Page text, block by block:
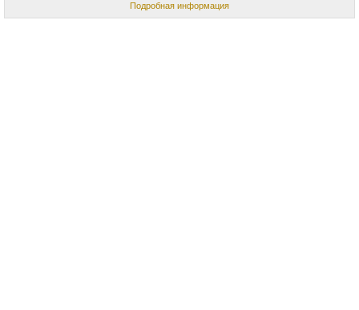
Подробная информация